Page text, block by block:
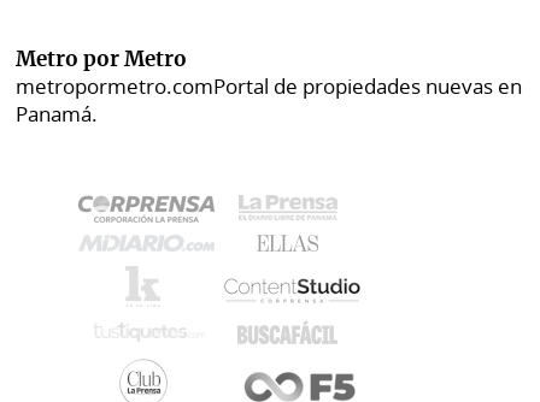
Metro por Metro
metropormetro.comPortal de propiedades nuevas en
Panamá.